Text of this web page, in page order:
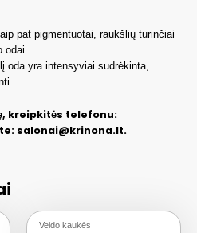
pat pigmentuotai, raukšlių turinčiai
odai.
oda yra intensyviai sudrėkinta,
kreipkitės telefonu:
salonai@krinona.lt.
Veido kaukės